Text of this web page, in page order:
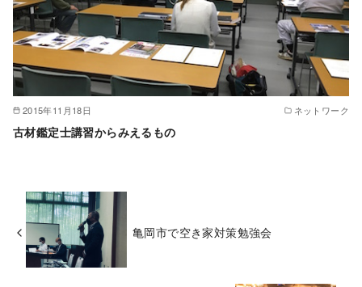
2015年11月18日 ネットワーク
古材鑑定士講習からみえるもの
亀岡市で空き家対策勉強会